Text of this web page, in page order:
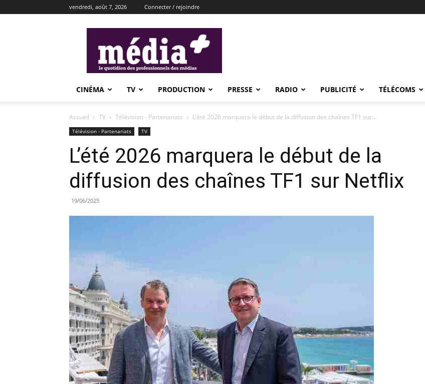
vendredi, août 7, 2026 Connecter / rejoindre
CINÉMA TV PRODUCTION PRESSE RADIO PUBLICITÉ TÉLÉCOMS
Accueil TV Télévision - Partenariats L’été 2026 marquera le début de la diffusion des chaînes TF1 sur...
Télévision - Partenariats TV
L’été 2026 marquera le début de la
diffusion des chaînes TF1 sur Netflix
19/06/2025